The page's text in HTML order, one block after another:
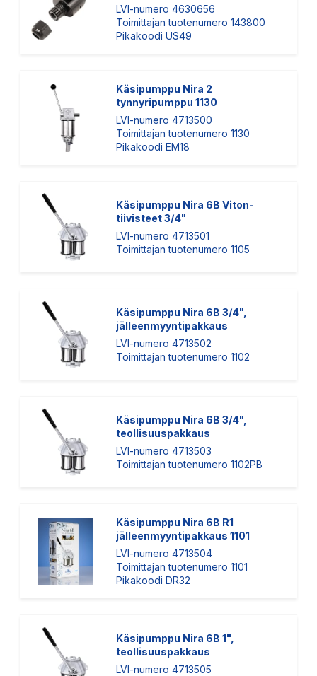
LVI-numero 4630656
Toimittajan tuotenumero 143800
Pikakoodi US49
Käsipumppu Nira 2
tynnyripumppu 1130
LVI-numero 4713500
Toimittajan tuotenumero 1130
Pikakoodi EM18
Käsipumppu Nira 6B Viton-
tiivisteet 3/4"
LVI-numero 4713501
Toimittajan tuotenumero 1105
Käsipumppu Nira 6B 3/4",
jälleenmyyntipakkaus
LVI-numero 4713502
Toimittajan tuotenumero 1102
Käsipumppu Nira 6B 3/4",
teollisuuspakkaus
LVI-numero 4713503
Toimittajan tuotenumero 1102PB
Käsipumppu Nira 6B R1
jälleenmyyntipakkaus 1101
LVI-numero 4713504
Toimittajan tuotenumero 1101
Pikakoodi DR32
Käsipumppu Nira 6B 1",
teollisuuspakkaus
LVI-numero 4713505